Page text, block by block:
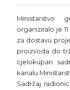
Ministarstvo
organiziralo je
za dostavu
proizvoda do
cjelokupan
kanalu
Sadržaj